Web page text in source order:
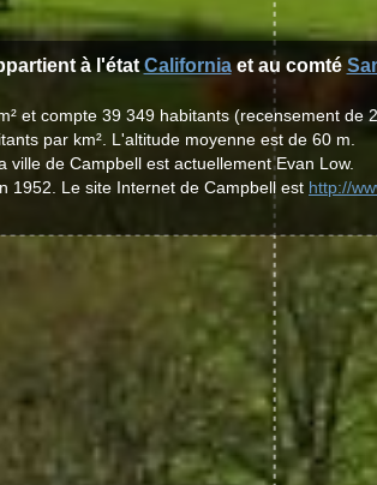
à l'étatCaliforniaet au comté
et compte 39 349 habitants (recensement de
par km². L'altitude moyenne est de 60 m.
ville de Campbell est actuellement Evan Low.
1952. Le site Internet de Campbell est http://